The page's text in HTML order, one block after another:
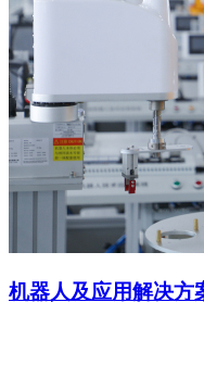
机器人及应用解决方